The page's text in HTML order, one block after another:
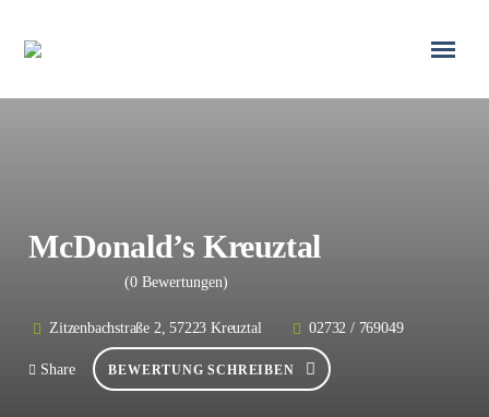
McDonald’s Kreuztal
(0 Bewertungen)
Zitzenbachstraße 2, 57223 Kreuztal 02732 / 769049
Share BEWERTUNG SCHREIBEN